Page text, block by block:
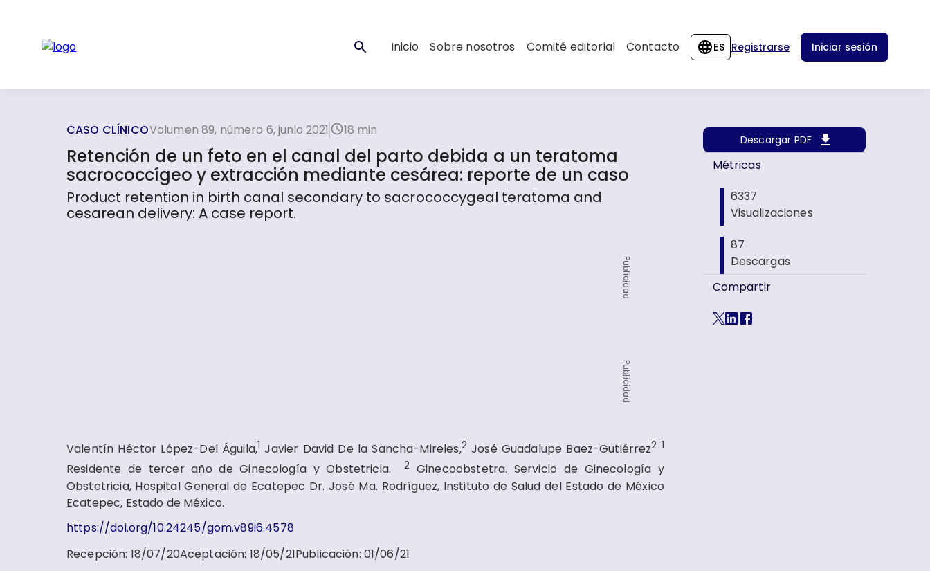
Inicio Sobre nosotros Comité editorial Contacto ES Registrarse Iniciar sesión
CASO CLÍNICOVolumen 89, número 6, junio 2021 18 min
Retención de un feto en el canal del parto debida a un teratoma
sacrococcígeo y extracción mediante cesárea: reporte de un caso
Product retention in birth canal secondary to sacrococcygeal teratoma and
cesarean delivery: A case report.
Publicidad
Publicidad
Valentín Héctor López-Del Águila,1 Javier David De la Sancha-Mireles,2 José Guadalupe Baez-Gutiérrez2 1
Residente de tercer año de Ginecología y Obstetricia.2Ginecoobstetra. Servicio de Ginecología y
Obstetricia, Hospital General de Ecatepec Dr. José Ma. Rodríguez, Instituto de Salud del Estado de México
Ecatepec, Estado de México.
https://doi.org/10.24245/gom.v89i6.4578
Recepción: 18/07/20Aceptación: 18/05/21Publicación: 01/06/21
Descargar PDF
Métricas
6337
Visualizaciones
87
Descargas
Compartir